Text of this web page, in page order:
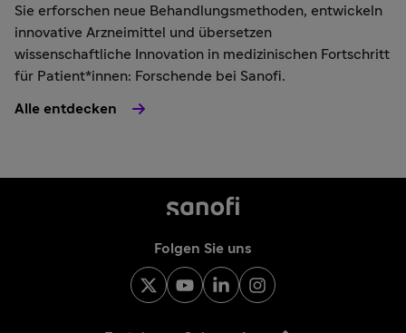
Sie erforschen neue Behandlungsmethoden, entwickeln
innovative Arzneimittel und übersetzen
wissenschaftliche Innovation in medizinischen Fortschritt
für Patient*innen: Forschende bei Sanofi.
Alle entdecken
Folgen Sie uns